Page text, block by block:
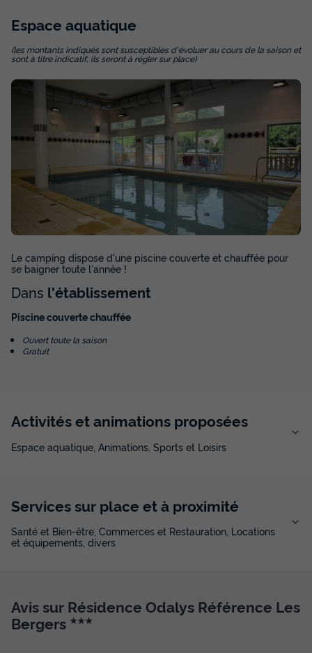
Espace aquatique
(les montants indiqués sont susceptibles d'évoluer au cours de la saison et
sont à titre indicatif, ils seront à régler sur place)
Le camping dispose d'une piscine couverte et chauffée pour
se baigner toute l'année !
Dans l'établissement
Piscine couverte chauffée
Ouvert toute la saison
Gratuit
Activités et animations proposées
Espace aquatique, Animations, Sports et Loisirs
Services sur place et à proximité
Santé et Bien-être, Commerces et Restauration, Locations
et équipements, divers
Avis sur Résidence Odalys Référence Les
Bergers ★★★